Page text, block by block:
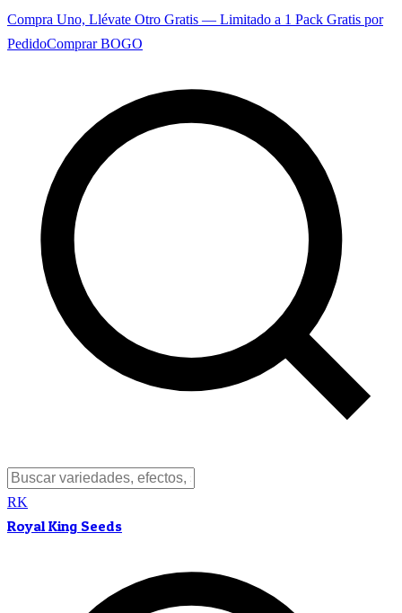
Compra Uno, Llévate Otro Gratis — Limitado a 1 Pack Gratis por
PedidoComprar BOGO
RK
Royal King Seeds